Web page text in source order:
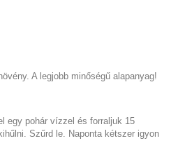
A legjobb minőségű alapanyag!
egy pohár vízzel és forraljuk 15
Szűrd le. Naponta kétszer igyon